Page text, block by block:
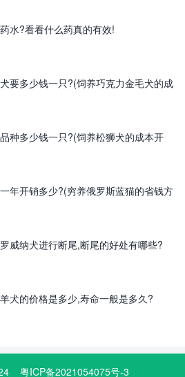
水?看看什么药真的有效!
要多少钱一只?(饲养巧克力金毛犬的成
种多少钱一只?(饲养松狮犬的成本开
年开销多少?(穷养俄罗斯蓝猫的省钱方
威纳犬进行断尾,断尾的好处有哪些?
犬的价格是多少,寿命一般是多久?
粤ICP备2021054075号-3